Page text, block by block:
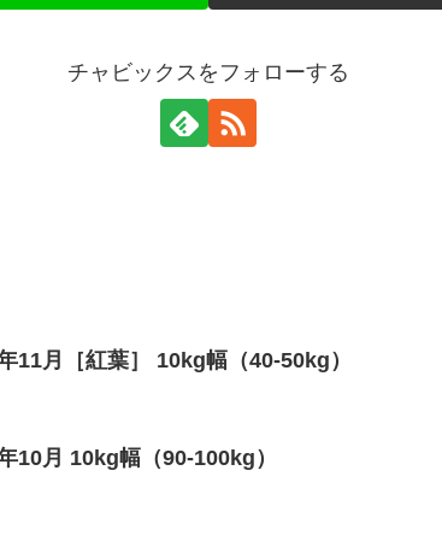
チャビックスをフォローする
11月［紅葉］ 10kg幅（40-50kg）
10月 10kg幅（90-100kg）